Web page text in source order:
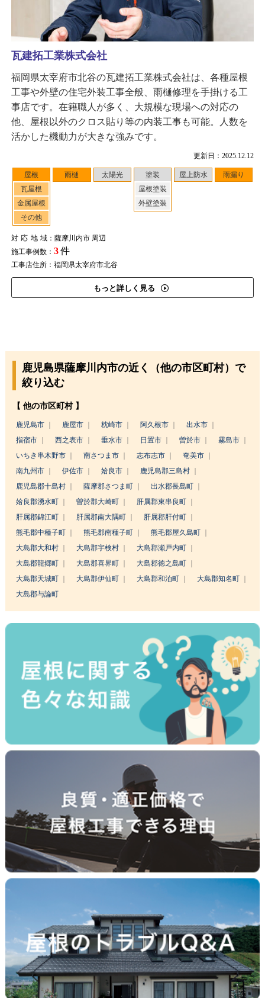
更新日：2025.12.12
屋根
瓦屋根
金属屋根
その他
雨樋 太陽光
塗装
屋根塗装
外壁塗装
屋上防水 雨漏り
対応地域：薩摩川内市 周辺
施工事例数： 3件
工事店住所：福岡県太宰府市北谷
もっと詳しく見る
瓦建拓工業株式会社
福岡県太宰府市北谷の瓦建拓工業株式会社は、各種屋根
工事や外壁の住宅外装工事全般、雨樋修理を手掛ける工
事店です。在籍職人が多く、大規模な現場への対応の
他、屋根以外のクロス貼り等の内装工事も可能。人数を
活かした機動力が大きな強みです。
鹿児島県薩摩川内市の近く（他の市区町村）で
絞り込む
【 他の市区町村 】
鹿児島市 鹿屋市 枕崎市 阿久根市
出水市
指宿市
西之表市 垂水市 日置市 曽於市
霧島市
いちき串木野市
南さつま市 志布志市
奄美市
南九州市
伊佐市 姶良市
鹿児島郡三島村
鹿児島郡十島村
薩摩郡さつま町
出水郡長島町
姶良郡湧水町
曽於郡大崎町
肝属郡東串良町
肝属郡錦江町
肝属郡南大隅町
肝属郡肝付町
熊毛郡中種子町
熊毛郡南種子町
熊毛郡屋久島町
大島郡大和村
大島郡宇検村
大島郡瀬戸内町
大島郡龍郷町
大島郡喜界町
大島郡徳之島町
大島郡天城町
大島郡伊仙町 大島郡和泊町
大島郡知名町
大島郡与論町